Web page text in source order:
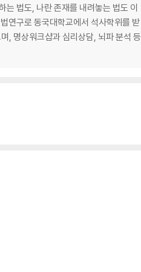
는 법도, 나란 존재를 내려놓는 법도 이
연구로 동국대학교에서 석사학위를 받
, 명상워크샵과 심리상담, 뇌파 분석 등